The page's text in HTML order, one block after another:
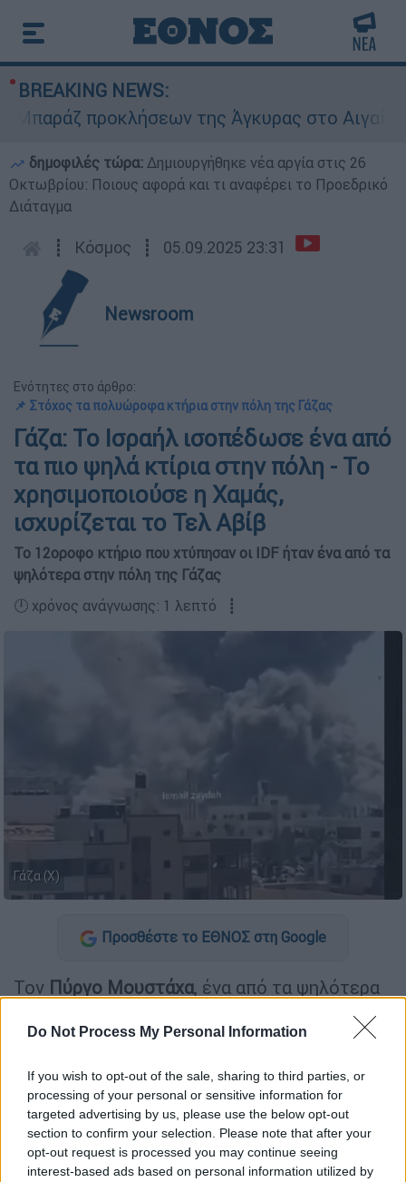
Do Not Process My Personal Information
If you wish to opt-out of the sale, sharing to third parties, or
processing of your personal or sensitive information for
targeted advertising by us, please use the below opt-out
section to confirm your selection. Please note that after your
opt-out request is processed you may continue seeing
interest-based ads based on personal information utilized by
BREAKING NEWS:
προκλήσεων της Άγκυρας στο Αιγαίο:
δημοφιλές τώρα: Δημιουργήθηκε νέα αργία στις 26
Οκτωβρίου: Ποιους αφορά και τι αναφέρει το Προεδρικό
Διάταγμα
┋ Κόσμος ┋ 05.09.2025 23:31
Newsroom
Ενότητες στο άρθρο:
📌 Στόχος τα πολυώροφα κτήρια στην πόλη της Γάζας
Γάζα: Το Ισραήλ ισοπέδωσε ένα από
τα πιο ψηλά κτίρια στην πόλη - Το
χρησιμοποιούσε η Χαμάς,
ισχυρίζεται το Τελ Αβίβ
Το 12οροφο κτήριο που χτύπησαν οι IDF ήταν ένα από τα
ψηλότερα στην πόλη της Γάζας
🕛 χρόνος ανάγνωσης: 1 λεπτό ┋
Γάζα (Χ)
Προσθέστε το ΕΘΝΟΣ στη Google
Τον Πύργο Μουστάχα, ένα από τα ψηλότερα
ισραηλινός στρατός, το οποίο, όπως
χρησιμοποιείται από τηνπαλαιστινιακή
οργάνωσηΧαμάς.
ΔΙΑΒΑΣΤΕ ΕΠΙΣΗΣ